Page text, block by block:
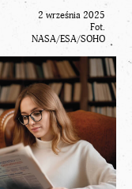
2 września 2025
Fot.
NASA/ESA/SOHO